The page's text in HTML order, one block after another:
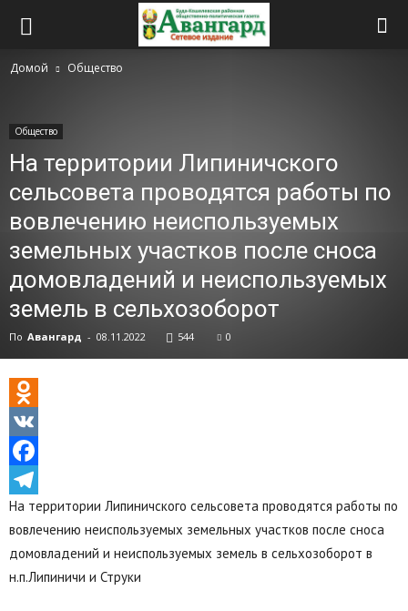
Домой Общество
Общество
На территории Липиничского
сельсовета проводятся работы по
вовлечению неиспользуемых
земельных участков после сноса
домовладений и неиспользуемых
земель в сельхозоборот
По Авангард - 08.11.2022 544 0
Odnoklassniki
VK
Facebook
Telegram
На территории Липиничского сельсовета проводятся работы по
вовлечению неиспользуемых земельных участков после сноса
домовладений и неиспользуемых земель в сельхозоборот в
н.п.Липиничи и Струки